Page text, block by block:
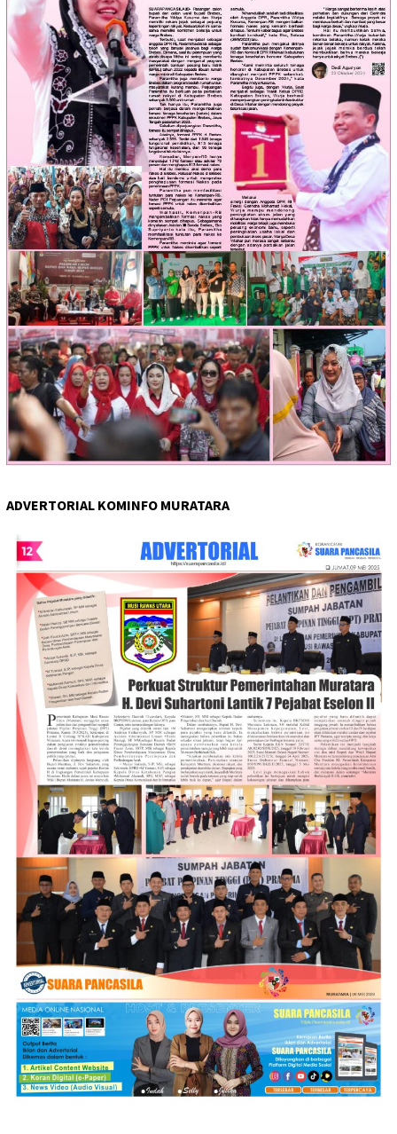
ADVERTORIAL KOMINFO MURATARA